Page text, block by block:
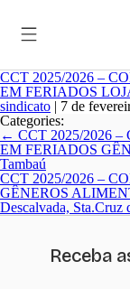
CCT 2025/2026 –
EM FERIADOS
sindicato | 7 de
Categories:
Navegação
de
Post
← CCT 2025/2026
EM FERIADOS
Tambaú
CCT 2025/2026 –
GÊNEROS
Descalvada, Sta.Cruz
Receba